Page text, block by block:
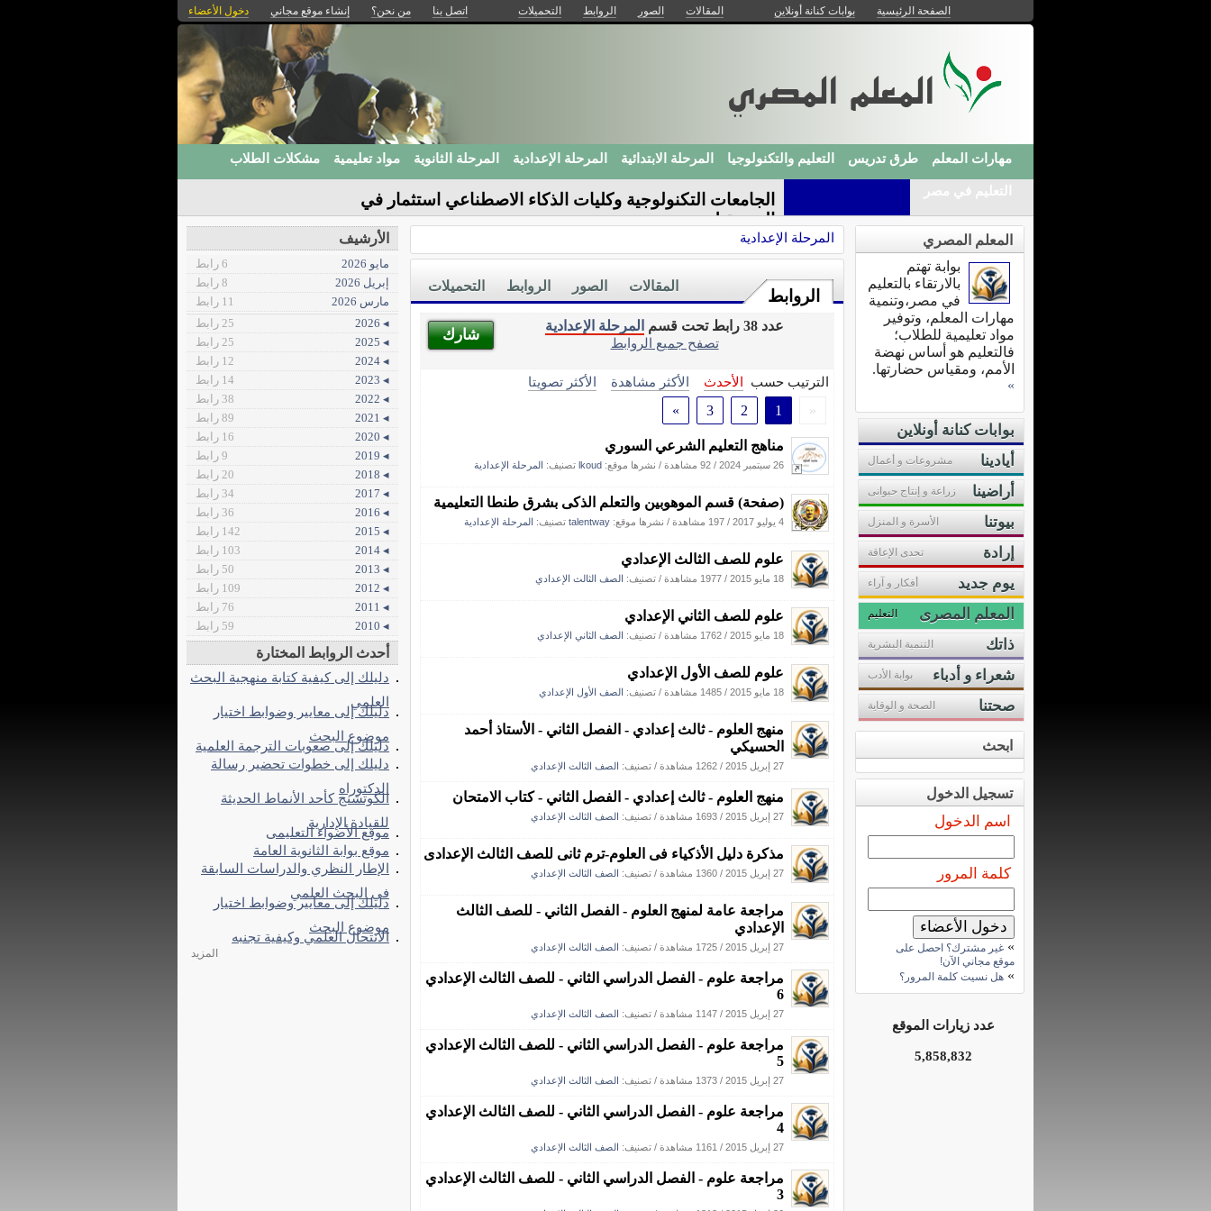
الصفحة الرئيسية بوابات كنانة أونلاين المقالات الصور الروابط التحميلات اتصل بنا من نحن؟ إنشاء موقع مجاني دخول الأعضاء
مهارات المعلم طرق تدريس التعليم والتكنولوجيا المرحلة الابتدائية المرحلة الإعدادية المرحلة الثانوية مواد تعليمية مشكلات الطلاب
التعليم في مصر
الجامعات التكنولوجية وكليات الذكاء الاصطناعي استثمار في
المستقبل
المرحلة الإعدادية
الروابط
التحميلات الروابط الصور المقالات
شارك
عدد 38 رابط تحت قسم
المرحلة الإعدادية
تصفح جميع الروابط
الترتيب حسب الأحدث الأكثر مشاهدة
الأكثر تصويتا
«
1
2
3
»
مناهج التعليم الشرعي السوري
26 سبتمبر 2024 / 92 مشاهدة / نشرها موقع: lkoud تصنيف: المرحلة الإعدادية
(صفحة) قسم الموهوبين والتعلم الذكى بشرق طنطا التعليمية
4 يوليو 2017 / 197 مشاهدة / نشرها موقع: talentway تصنيف: المرحلة الإعدادية
علوم للصف الثالث الإعدادي
18 مايو 2015 / 1977 مشاهدة / تصنيف: الصف الثالث الإعدادي
علوم للصف الثاني الإعدادي
18 مايو 2015 / 1762 مشاهدة / تصنيف: الصف الثاني الإعدادي
علوم للصف الأول الإعدادي
18 مايو 2015 / 1485 مشاهدة / تصنيف: الصف الأول الإعدادي
منهج العلوم - ثالث إعدادي - الفصل الثاني - الأستاذ أحمد
الحسيكي
27 إبريل 2015 / 1262 مشاهدة / تصنيف: الصف الثالث الإعدادي
منهج العلوم - ثالث إعدادي - الفصل الثاني - كتاب الامتحان
27 إبريل 2015 / 1693 مشاهدة / تصنيف: الصف الثالث الإعدادي
مذكرة دليل الأذكياء فى العلوم-ترم ثانى للصف الثالث الإعدادى
27 إبريل 2015 / 1360 مشاهدة / تصنيف: الصف الثالث الإعدادي
مراجعة عامة لمنهج العلوم - الفصل الثاني - للصف الثالث
الإعدادي
27 إبريل 2015 / 1725 مشاهدة / تصنيف: الصف الثالث الإعدادي
مراجعة علوم - الفصل الدراسي الثاني - للصف الثالث الإعدادي
6
27 إبريل 2015 / 1147 مشاهدة / تصنيف: الصف الثالث الإعدادي
مراجعة علوم - الفصل الدراسي الثاني - للصف الثالث الإعدادي
5
27 إبريل 2015 / 1373 مشاهدة / تصنيف: الصف الثالث الإعدادي
مراجعة علوم - الفصل الدراسي الثاني - للصف الثالث الإعدادي
4
27 إبريل 2015 / 1161 مشاهدة / تصنيف: الصف الثالث الإعدادي
مراجعة علوم - الفصل الدراسي الثاني - للصف الثالث الإعدادي
3
المعلم المصري
بوابة تهتم
بالارتقاء بالتعليم
في مصر،وتنمية
مهارات المعلم، وتوفير
مواد تعليمية للطلاب؛
فالتعليم هو أساس نهضة
الأمم، ومقياس حضارتها.
»
بوابات كنانة أونلاين
أيادينا
مشروعات و أعمال
أراضينا زراعة و إنتاج حيوانى
بيوتنا الأسرة و المنزل
إرادة تحدى الإعاقة
يوم جديد أفكار و آراء
المعلم المصرى التعليم
ذاتك التنمية البشرية
شعراء و أدباء بوابة الأدب
صحتنا الصحة و الوقاية
ابحث
تسجيل الدخول
اسم الدخول
كلمة المرور
» غير مشترك؟ احصل على
موقع مجاني الآن!
» هل نسيت كلمة المرور؟
عدد زيارات الموقع
5,858,832
الأرشيف
مايو 2026
6 رابط
إبريل 2026
8 رابط
مارس 2026
11 رابط
◂ 2026
25 رابط
◂ 2025
25 رابط
◂ 2024
12 رابط
◂ 2023
14 رابط
◂ 2022
38 رابط
◂ 2021
89 رابط
◂ 2020
16 رابط
◂ 2019
9 رابط
◂ 2018
20 رابط
◂ 2017
34 رابط
◂ 2016
36 رابط
◂ 2015
142 رابط
◂ 2014
103 رابط
◂ 2013
50 رابط
◂ 2012
109 رابط
◂ 2011
76 رابط
◂ 2010
59 رابط
أحدث الروابط المختارة
دليلك إلى كيفية كتابة منهجية البحث
العلمي
دليلك إلى معايير وضوابط اختيار
موضوع البحث
دليلك إلى صعوبات الترجمة العلمية
دليلك إلى خطوات تحضير رسالة
الدكتوراه
الكوتشنج كأحد الأنماط الحديثة
للقيادة الإدارية
موقع الأضواء التعليمى
موقع بوابة الثانوية العامة
الإطار النظري والدراسات السابقة
في البحث العلمي
دليلك إلى معايير وضوابط اختيار
موضوع البحث
الانتحال العلمي وكيفية تجنبه
المزيد